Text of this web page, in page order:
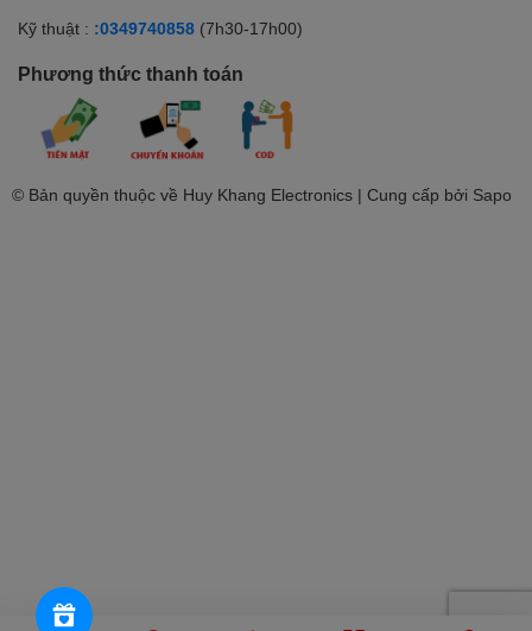
Kỹ thuật : :0349740858 (7h30-17h00)
Phương thức thanh toán
© Bản quyền thuộc về Huy Khang Electronics | Cung cấp bởi Sapo